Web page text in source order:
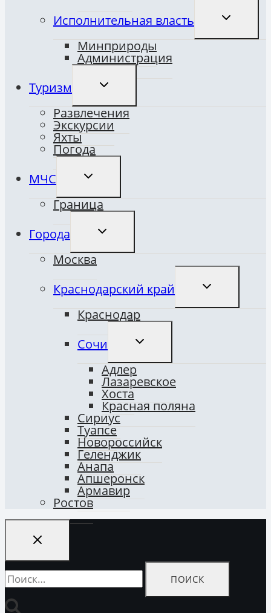
Исполнительная власть
Минприроды
Администрация
Туризм
ПЕРЕКЛЮЧИТЬ
ДОЧЕРНЕЕ
Развлечения
Экскурсии
Яхты
Погода
МЧС
ПЕРЕКЛЮЧИТЬ
ДОЧЕРНЕЕ
Граница
Города
ПЕРЕКЛЮЧИТЬ
ДОЧЕРНЕЕ
Москва
Краснодарский край
ДОЧЕРНЕЕ
Краснодар
Сочи
ПЕРЕКЛЮЧИТЬ
ДОЧЕРНЕЕ
Адлер
Лазаревское
Хоста
Красная поляна
Сириус
Туапсе
Новороссийск
Геленджик
Анапа
Апшеронск
Армавир
Ростов
Найти: